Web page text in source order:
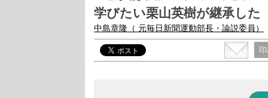
学びたい栗山英樹が継承した
中島章隆 （ 元毎日新聞運動部長・論説委員）